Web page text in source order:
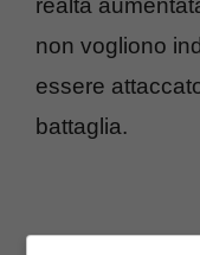
realtà
non vogliono
essere
battaglia.